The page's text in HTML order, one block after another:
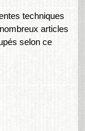
techniques
articles
selon ce